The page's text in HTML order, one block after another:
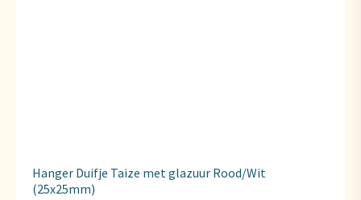
Hanger Duifje Taize met glazuur Rood/Wit
(25x25mm)